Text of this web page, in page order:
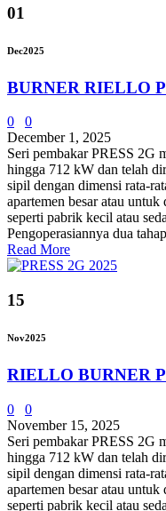
01
Dec2025
BURNER RIELLO
0
0
December 1, 2025
Seri pembakar PRESS 2G
hingga 712 kW dan telah
sipil dengan dimensi rata-
apartemen besar atau
seperti pabrik kecil atau
Pengoperasiannya dua
Read More
15
Nov2025
RIELLO BURNER
0
0
November 15, 2025
Seri pembakar PRESS 2G
hingga 712 kW dan telah
sipil dengan dimensi rata-
apartemen besar atau
seperti pabrik kecil atau